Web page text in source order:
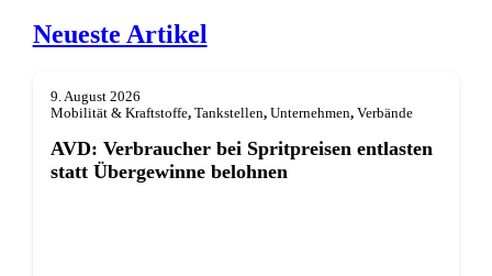
Neueste Artikel
9. August 2026
Mobilität & Kraftstoffe, Tankstellen, Unternehmen, Verbände
AVD: Verbraucher bei Spritpreisen entlasten
statt Übergewinne belohnen